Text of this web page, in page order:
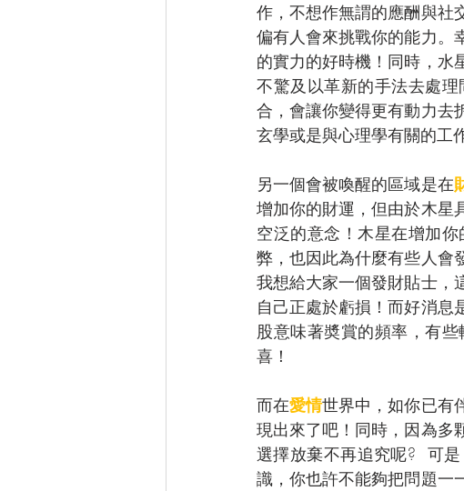
作，不想作無謂的應酬與社
偏有人會來挑戰你的能力。
的實力的好時機！同時，水
不驚及以革新的手法去處
合，會讓你變得更有動力去
玄學或是與心理學有關的工
另一個會被喚醒的區域是在
增加你的財運，但由於木星
空泛的意念！木星在增加
弊，也因此為什麼有些人會
我想給大家一個發財貼士，
自己正處於虧損！而好消息
股意味著奬賞的頻率，有
喜！
而在愛情世界中，如你已有
現出來了吧！同時，因為多
選擇放棄不再追究呢?  可
識，你也許不能夠把問題一